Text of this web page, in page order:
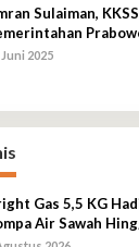
Sulaiman,
Juni 2025
Gas 5,5 KG
Air Sawah
Elpiji 3 Kg